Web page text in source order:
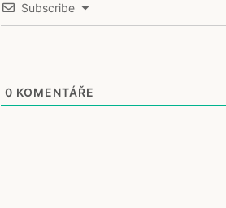
Subscribe
0 KOMENTÁŘE